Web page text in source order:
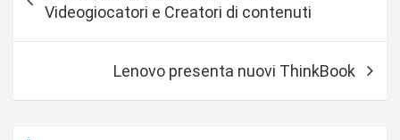
Videogiocatori e Creatori di contenuti
Lenovo presenta nuovi ThinkBook